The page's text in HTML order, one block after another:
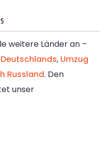
weitere Länder an –
, Umzug
Russland. Den
unser